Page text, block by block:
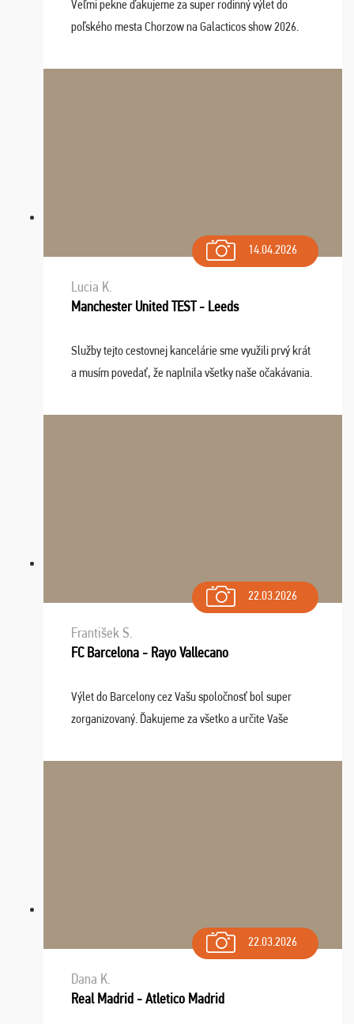
Veľmi pekne ďakujeme za super rodinný výlet do
poľského mesta Chorzow na Galacticos show 2026.
Navštívili sme aj zábavný park Legendia, previe ...
14.04.2026
Lucia K.
Manchester United TEST - Leeds
Služby tejto cestovnej kancelárie sme využili prvý krát
a musím povedať, že naplnila všetky naše očakávania.
dispozícii nonstop (milí, profesionálni ...
22.03.2026
František S.
FC Barcelona - Rayo Vallecano
Výlet do Barcelony cez Vašu spoločnosť bol super
zorganizovaný. Ďakujeme za všetko a určite Vaše
22.03.2026
Dana K.
Real Madrid - Atletico Madrid